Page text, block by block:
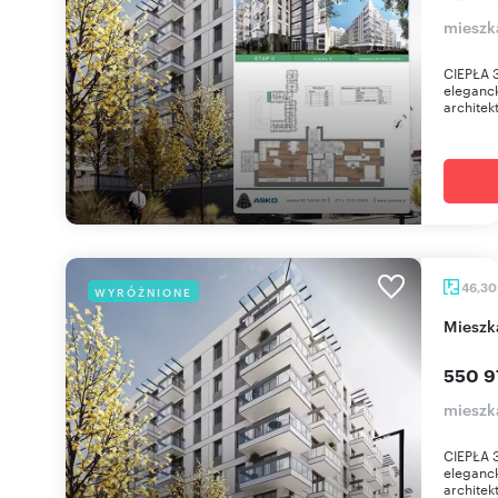
CIEPŁA
WYRÓŻNIONE 46,30
550
CIEPŁA